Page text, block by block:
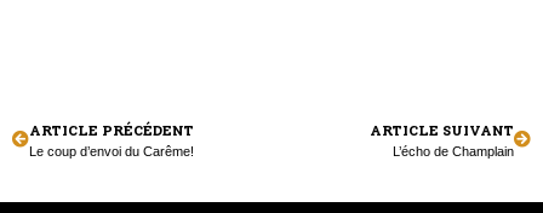
ARTICLE PRÉCÉDENT
Le coup d’envoi du Carême!
ARTICLE SUIVANT
L’écho de Champlain